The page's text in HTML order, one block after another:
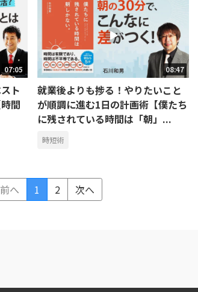
07:05
ト
間
08:47
就業後よりも捗る！やりたいこと
が順調に進む1日の計画術【僕たち
に残されている時間は「朝」...
時短術
前へ 1 2 次へ